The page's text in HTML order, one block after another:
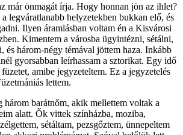
már önmagát írja. Hogy honnan jön az ihlet?
legváratlanabb helyzetekben bukkan elő, és
Ilyen áramlásban voltam én a Kisvárosi
Kimentem a városba ügyintézni, sétálni,
és három-négy témával jöttem haza. Inkább
gyorsabban leírhassam a sztorikat. Egy idő
amibe jegyzeteltem. Ez a jegyzetelés
lettem.
három barátnőm, akik mellettem voltak a
alatt. Ők vittek színházba, moziba,
sétáltam, pezsgőztem, ünnepeltem